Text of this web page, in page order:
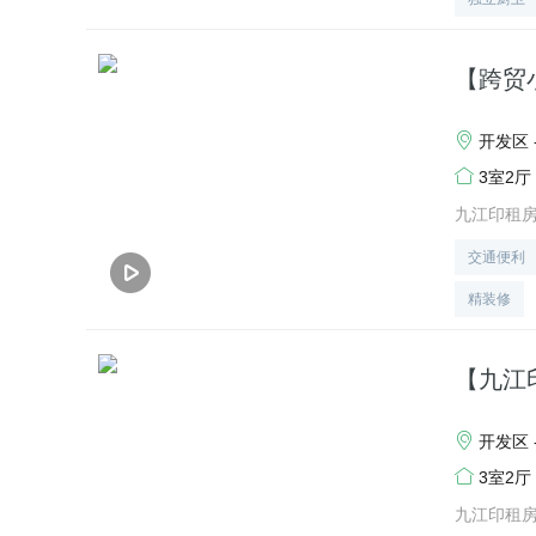
【跨
开发
3室2厅
九江印租
交通便利
精装修
【九
开发
3室2厅
九江印租